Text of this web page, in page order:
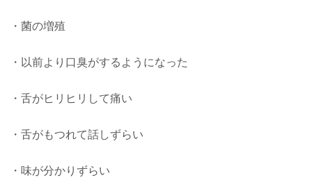
・菌の増殖
・以前より口臭がするようになった
・舌がヒリヒリして痛い
・舌がもつれて話しずらい
・味が分かりずらい